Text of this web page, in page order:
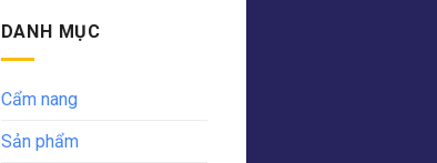
DANH MỤC
Cẩm nang
Sản phẩm